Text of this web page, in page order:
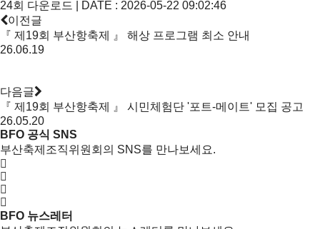
24회 다운로드 | DATE : 2026-05-22 09:02:46
이전글
『 제19회 부산항축제 』 해상 프로그램 최소 안내
26.06.19
다음글
『 제19회 부산항축제 』 시민체험단 '포트-메이트' 모집 공고
26.05.20
BFO 공식 SNS
부산축제조직위원회의 SNS를 만나보세요.
BFO 뉴스레터